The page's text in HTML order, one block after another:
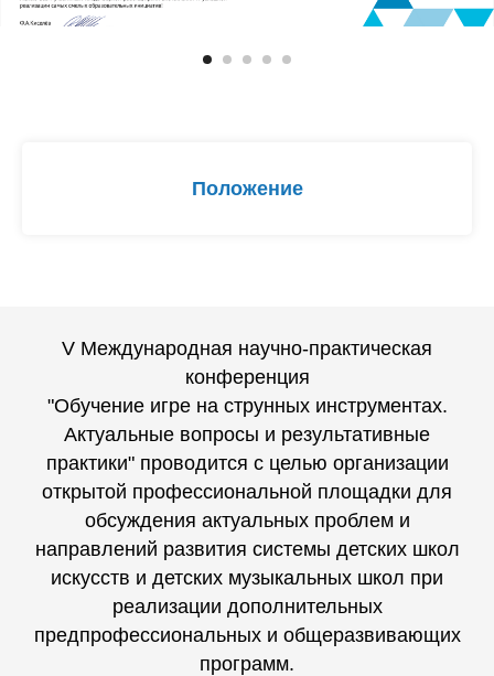
Положение
V Международная научно-практическая
конференция
"Обучение игре на струнных инструментах.
Актуальные вопросы и результативные
практики" проводится с целью организации
открытой профессиональной площадки для
обсуждения актуальных проблем и
направлений развития системы детских школ
искусств и детских музыкальных школ при
реализации дополнительных
предпрофессиональных и общеразвивающих
программ.